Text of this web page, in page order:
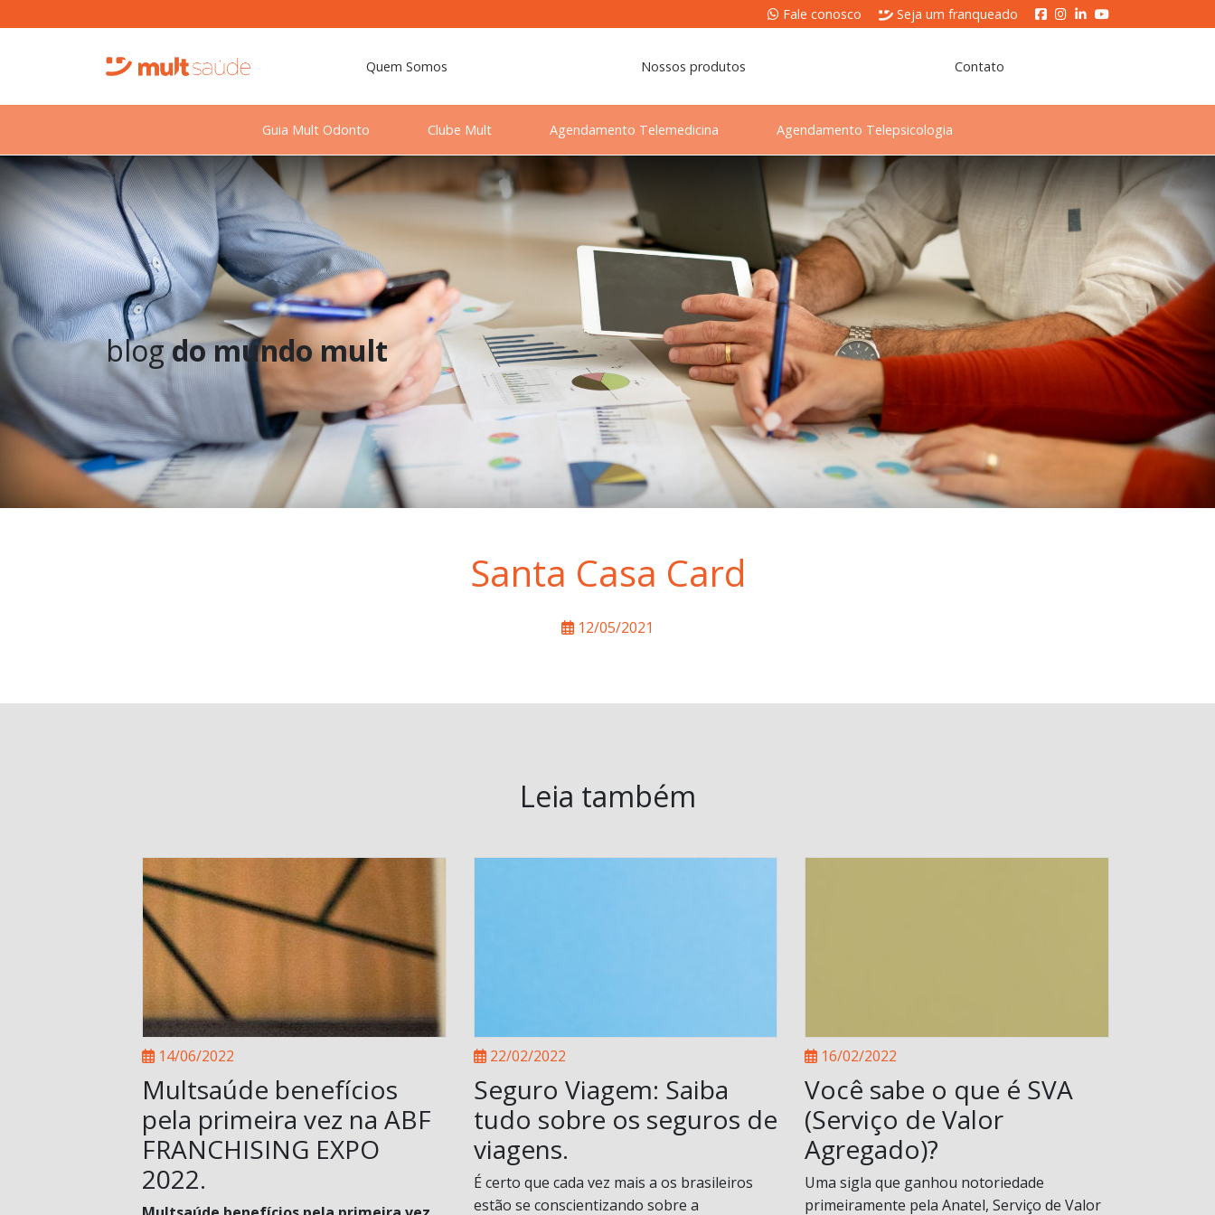
Fale conosco Seja um franqueado
Quem Somos Nossos produtos Contato
Guia Mult Odonto Clube Mult Agendamento Telemedicina Agendamento Telepsicologia
blogdo mundo mult
Santa Casa Card
12/05/2021
Leia também
14/06/2022
Multsaúde benefícios
pela primeira vez na ABF
FRANCHISING EXPO
2022.
22/02/2022
Seguro Viagem: Saiba
tudo sobre os seguros de
viagens.
É certo que cada vez mais a os brasileiros
estão se conscientizando sobre a
16/02/2022
Você sabe o que é SVA
(Serviço de Valor
Agregado)?
Uma sigla que ganhou notoriedade
primeiramente pela Anatel, Serviço de Valor